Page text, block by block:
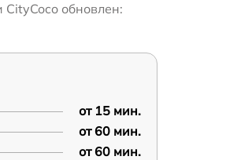
обновлен:
от 15 мин.
от 60 мин.
от 60 мин.